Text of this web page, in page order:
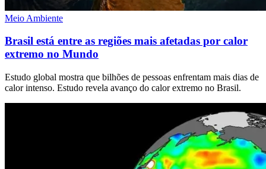
Meio Ambiente
Brasil está entre as regiões mais afetadas por calor
extremo no Mundo
Estudo global mostra que bilhões de pessoas enfrentam mais dias de
calor intenso. Estudo revela avanço do calor extremo no Brasil.